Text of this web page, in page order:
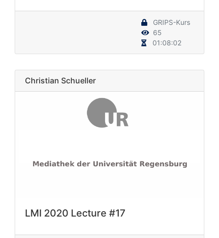
GRIPS-Kurs
65
01:08:02
Christian Schueller
LMI 2020 Lecture #17